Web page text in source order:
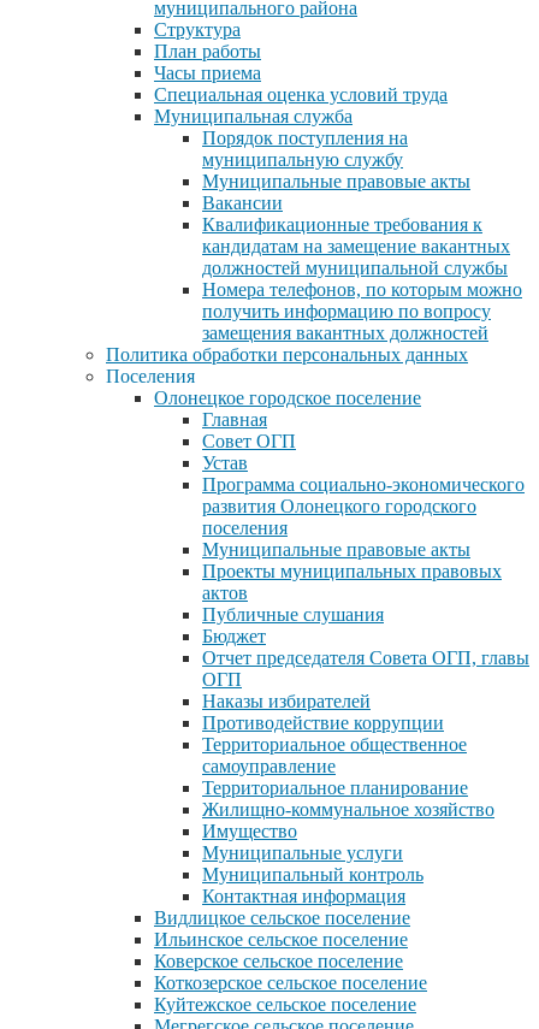
муниципального района
Структура
План работы
Часы приема
Специальная оценка условий труда
Муниципальная служба
Порядок поступления на
муниципальную службу
Муниципальные правовые акты
Вакансии
Квалификационные требования к
кандидатам на замещение вакантных
должностей муниципальной службы
Номера телефонов, по которым можно
получить информацию по вопросу
замещения вакантных должностей
Политика обработки персональных данных
Поселения
Олонецкое городское поселение
Главная
Совет ОГП
Устав
Программа социально-экономического
развития Олонецкого городского
поселения
Муниципальные правовые акты
Проекты муниципальных правовых
актов
Публичные слушания
Бюджет
Отчет председателя Совета ОГП, главы
ОГП
Наказы избирателей
Противодействие коррупции
Территориальное общественное
самоуправление
Территориальное планирование
Жилищно-коммунальное хозяйство
Имущество
Муниципальные услуги
Муниципальный контроль
Контактная информация
Видлицкое сельское поселение
Ильинское сельское поселение
Коверское сельское поселение
Коткозерское сельское поселение
Куйтежское сельское поселение